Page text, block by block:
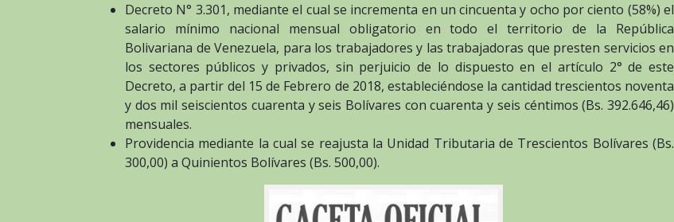
Decreto N° 3.301, mediante el cual se incrementa en un cincuenta y ocho por ciento (58%) el
salario mínimo nacional mensual obligatorio en todo el territorio de la República
Bolivariana de Venezuela, para los trabajadores y las trabajadoras que presten servicios en
los sectores públicos y privados, sin perjuicio de lo dispuesto en el artículo 2° de este
Decreto, a partir del 15 de Febrero de 2018, estableciéndose la cantidad trescientos noventa
y dos mil seiscientos cuarenta y seis Bolívares con cuarenta y seis céntimos (Bs. 392.646,46)
mensuales.
Providencia mediante la cual se reajusta la Unidad Tributaria de Trescientos Bolívares (Bs.
300,00) a Quinientos Bolívares (Bs. 500,00).